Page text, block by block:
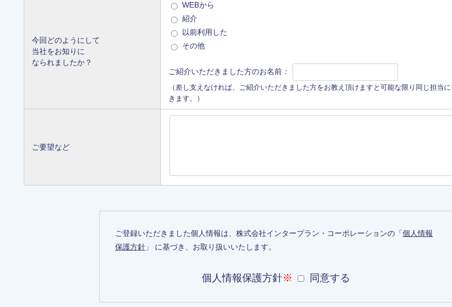
今回どのようにして
当社をお知りに
なられましたか？
WEBから
紹介
以前利用した
その他
ご紹介いただきました方のお名前：
（差し支えなければ、ご紹介いただきました方をお教え頂けますと可能な限り同じ担当
きます。）
ご要望など
ご登録いただきました個人情報は、株式会社インタープラン・コーポレーションの「個人情報
保護方針 」 に基づき、お取り扱いいたします。
個人情報保護方針※ 同意する